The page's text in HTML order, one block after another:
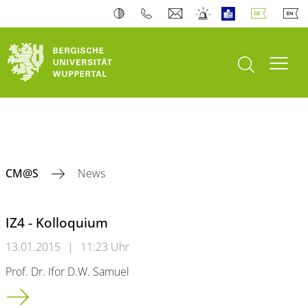
Suche öffnen
CM@S News
IZ4 - Kolloquium
13.01.2015 |
11:23 Uhr
Prof. Dr. Ifor D.W. Samuel
IZ4 - Kolloquium